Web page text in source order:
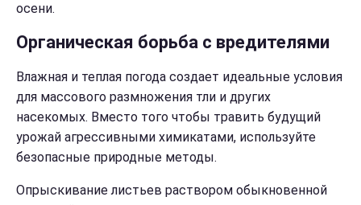
осени.
Органическая борьба с вредителями
Влажная и теплая погода создает идеальные условия
для массового размножения тли и других
насекомых. Вместо того чтобы травить будущий
урожай агрессивными химикатами, используйте
безопасные природные методы.
Опрыскивание листьев раствором обыкновенной